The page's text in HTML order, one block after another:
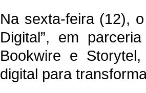
Na sexta-feira (12),
Digital”, em
Bookwire e
digital para